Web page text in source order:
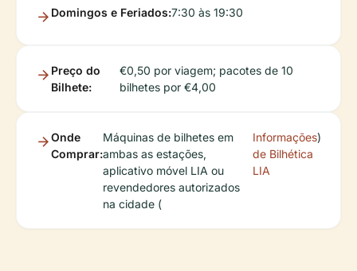
Domingos e Feriados:7:30 às 19:30
Preço do
Bilhete:
€0,50 por viagem; pacotes de 10
bilhetes por €4,00
Onde
Comprar:
Máquinas de bilhetes em
ambas as estações,
aplicativo móvel LIA ou
revendedores autorizados
na cidade (
Informações
de Bilhética
LIA
)